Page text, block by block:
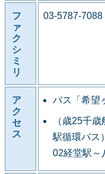
フ
ァ
ク
シ
ミ
リ
03-5787-7088
ア
ク
セ
ス
バス「希望
（歳25千
駅循環バス
02経堂駅～